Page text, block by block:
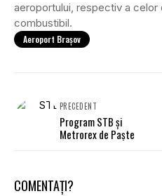
aeroportului, respectiv a celor
combustibil.
Aeroport Brașov
PRECEDENT
Program STB și
Metrorex de Paște
COMENTAȚI?